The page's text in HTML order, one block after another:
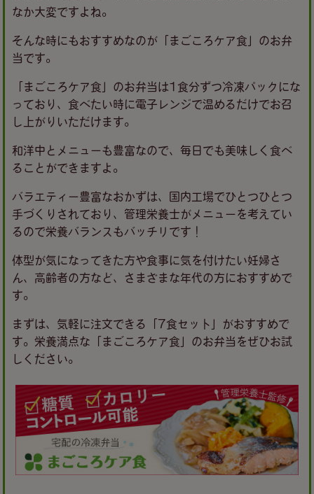
なか大変ですよね。
そんな時にもおすすめなのが「まごころケア食」のお弁
当です。
「まごころケア食」のお弁当は1食分ずつ冷凍パックにな
っており、食べたい時に電子レンジで温めるだけでお召
し上がりいただけます。
和洋中とメニューも豊富なので、毎日でも美味しく食べ
ることができますよ。
バラエティー豊富なおかずは、国内工場でひとつひとつ
手づくりされており、管理栄養士がメニューを考えてい
るので栄養バランスもバッチリです！
体型が気になってきた方や食事に気を付けたい妊婦さ
ん、高齢者の方など、さまざまな年代の方におすすめで
す。
まずは、気軽に注文できる「7食セット」がおすすめで
す。栄養満点な「まごころケア食」のお弁当をぜひお試
しください。